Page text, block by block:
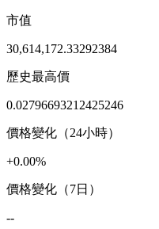
市值
30,614,172.33292384
歷史最高價
0.02796693212425246
價格變化（24小時）
+0.00%
價格變化（7日）
--